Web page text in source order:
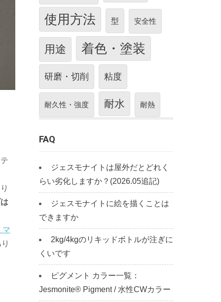
マ
使用方法 型 安全性
用途 着色・塗装
研磨・切削 粘度
耐久性・強度 耐水 耐熱
FAQ
ジェスモナイトは屋外だとどれく
らい劣化しますか？(2026.05追記)
ジェスモナイトに絵を描くことは
できますか
2kg/4kgのリキッドボトルが注ぎに
くいです
ピグメント カラー一覧：
Jesmonite® Pigment / 水性CWカラー